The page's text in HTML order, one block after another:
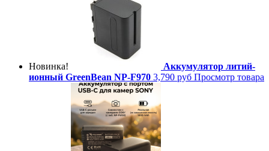
Новинка!
Аккумулятор литий-
ионный GreenBean NP-F970 3,790 руб Просмотр товара